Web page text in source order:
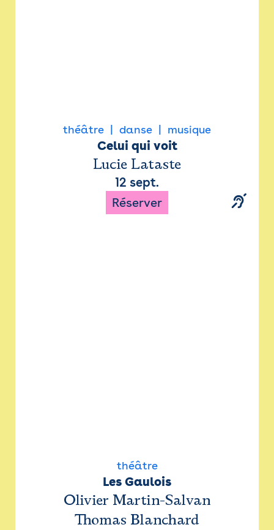
théâtre danse musique
Celui qui voit
Lucie Lataste
12 sept.
Réserver
théâtre
Les Gaulois
Olivier Martin-Salvan
Thomas Blanchard